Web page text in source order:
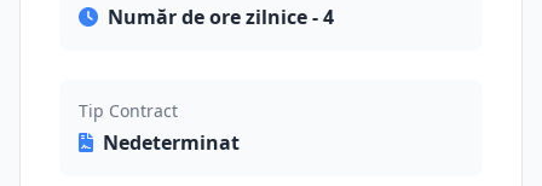
Număr de ore zilnice - 4
Tip Contract
Nedeterminat